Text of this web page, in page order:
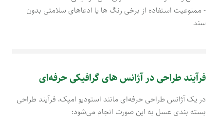
- ممنوعیت استفاده از برخی رنگ ها یا ادعاهای سلامتی بدون
سند
فرآیند طراحی در آژانس های گرافیکی حرفه‌ای
در یک آژانس طراحی حرفه‌ای مانند استودیو امپک، فرآیند طراحی
بسته‌ بندی عسل به این صورت انجام می‌شود: